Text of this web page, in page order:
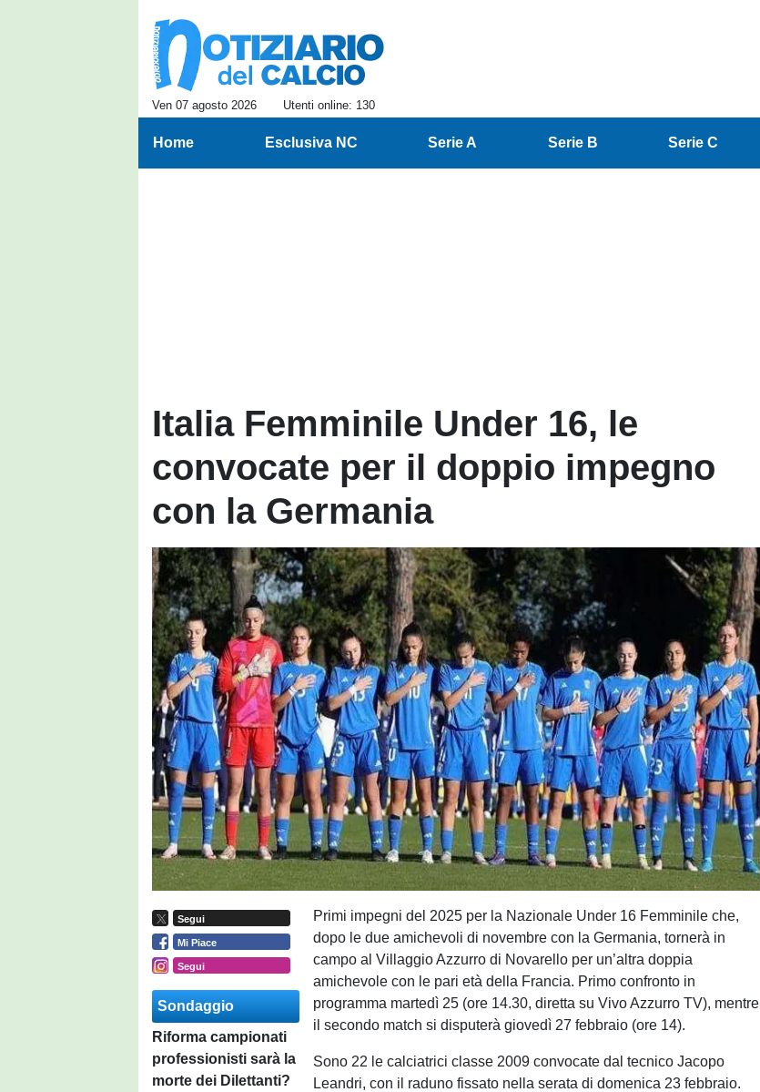
Ven 07 agosto 2026 Utenti online: 130
Home Esclusiva NC Serie A Serie B Serie C
Italia Femminile Under 16, le
convocate per il doppio impegno
con la Germania
Segui
Mi Piace
Segui
Sondaggio
Riforma campionati
professionisti sarà la
morte dei Dilettanti?
Primi impegni del 2025 per la Nazionale Under 16 Femminile che,
dopo le due amichevoli di novembre con la Germania, tornerà in
campo al Villaggio Azzurro di Novarello per un’altra doppia
amichevole con le pari età della Francia. Primo confronto in
programma martedì 25 (ore 14.30, diretta su Vivo Azzurro TV), mentre
il secondo match si disputerà giovedì 27 febbraio (ore 14).
Sono 22 le calciatrici classe 2009 convocate dal tecnico Jacopo
Leandri, con il raduno fissato nella serata di domenica 23 febbraio.